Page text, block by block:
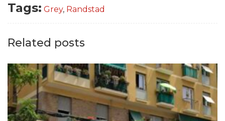
Tags: Grey, Randstad
Related posts